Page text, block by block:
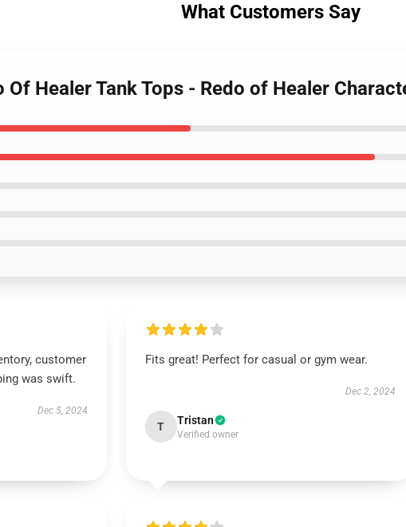
What Customers Say
Healer Tank Tops - Redo of Healer
customer
was swift.
Dec 5, 2024
Fits great! Perfect for casual or gym wear.
Dec 2, 2024
T Tristan
Verified owner